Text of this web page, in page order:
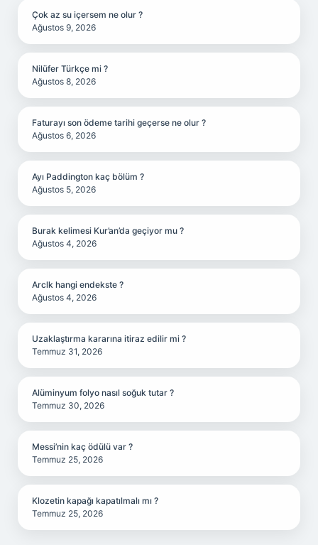
Çok az su içersem ne olur ?
Ağustos 9, 2026
Nilüfer Türkçe mi ?
Ağustos 8, 2026
Faturayı son ödeme tarihi geçerse ne olur ?
Ağustos 6, 2026
Ayı Paddington kaç bölüm ?
Ağustos 5, 2026
Burak kelimesi Kur’an’da geçiyor mu ?
Ağustos 4, 2026
Arclk hangi endekste ?
Ağustos 4, 2026
Uzaklaştırma kararına itiraz edilir mi ?
Temmuz 31, 2026
Alüminyum folyo nasıl soğuk tutar ?
Temmuz 30, 2026
Messi’nin kaç ödülü var ?
Temmuz 25, 2026
Klozetin kapağı kapatılmalı mı ?
Temmuz 25, 2026